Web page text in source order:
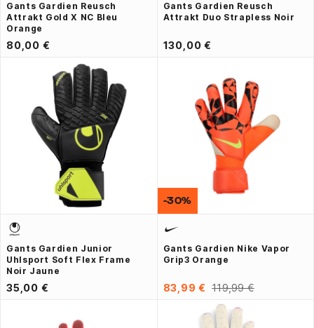
Gants Gardien Reusch
Attrakt Gold X NC Bleu
Orange
80,00 €
Gants Gardien Reusch
Attrakt Duo Strapless Noir
130,00 €
Gants Gardien Junior
Uhlsport Soft Flex Frame
Noir Jaune
35,00 €
Gants Gardien Nike Vapor
Grip3 Orange
83,99 € 119,99 €
-30%